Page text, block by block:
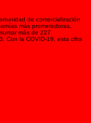
de comercialización
más prometedoras,
más de 227
Con la COVID-19, esta cifra